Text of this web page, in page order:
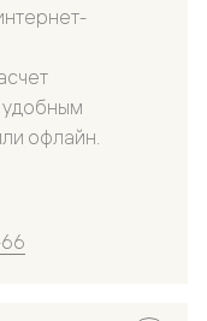
удобным
офлайн.